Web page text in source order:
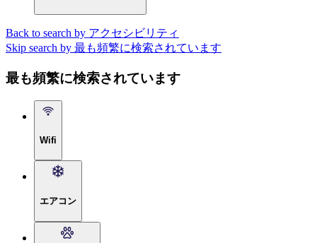
Back to search by アクセシビリティ
Skip search by 最も頻繁に検索されています
最も頻繁に検索されています
Wifi
エアコン